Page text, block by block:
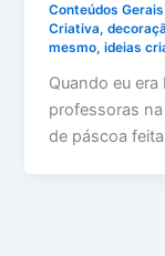
Conteúdos Gerais
Criativa,
mesmo,ideias
Quando eu
professoras
de páscoa